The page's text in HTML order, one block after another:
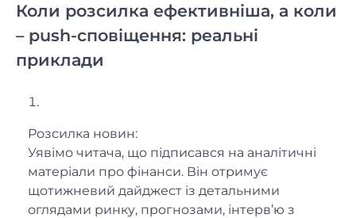
Коли розсилка ефективніша, а коли
– push-сповіщення: реальні
приклади
Розсилка новин:
Уявімо читача, що підписався на аналітичні
матеріали про фінанси. Він отримує
щотижневий дайджест із детальними
оглядами ринку, прогнозами, інтерв’ю з